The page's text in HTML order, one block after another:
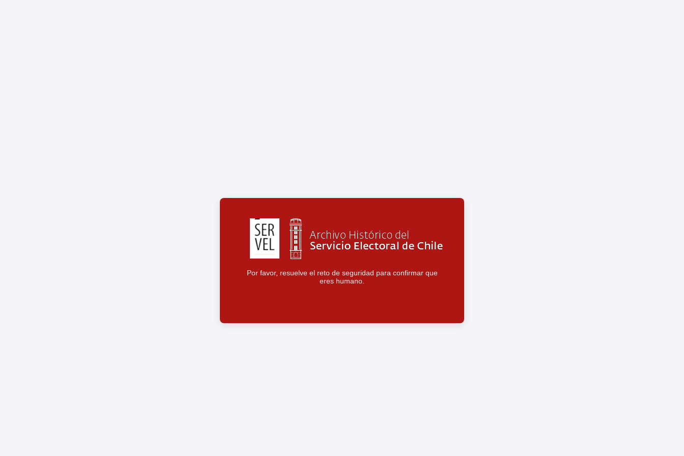
Por favor, resuelve el reto de seguridad para confirmar que
eres humano.